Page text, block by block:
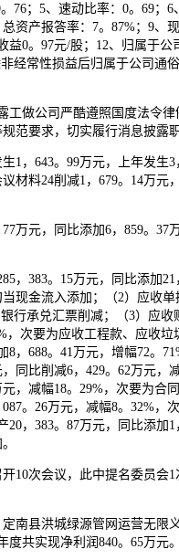
76；5、速动比率：0。69；
资产报答率：7。87%；9、
益0。97元/股；12、归属于
经常性损益后归属于公司通
公司严酷遵照国度法令律
范要求，切实履行消息披露职
643。99万元，上年发生3
材料24削减1，679。14万元
元，同比添加6，859。37
383。15万元，同比添加21
现金流入添加；（2）应收单
行承兑汇票削减；（3）应收
，次要为应收工程款、应收
8，688。41万元，增幅72。
同比削减6，429。62万元，
，减幅18。29%，次要为合
。26万元，减幅8。32%，
20，383。87万元，同比添加
次会议，此中提名委员会1
县洪城绿源管网运营无限义
度共实现净利润840。65万元。